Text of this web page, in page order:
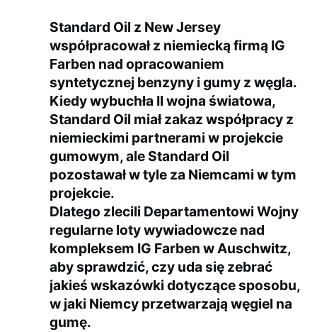
Standard Oil z New Jersey
współpracował z niemiecką firmą IG
Farben nad opracowaniem
syntetycznej benzyny i gumy z węgla.
Kiedy wybuchła II wojna światowa,
Standard Oil miał zakaz współpracy z
niemieckimi partnerami w projekcie
gumowym, ale Standard Oil
pozostawał w tyle za Niemcami w tym
projekcie.
Dlatego zlecili Departamentowi Wojny
regularne loty wywiadowcze nad
kompleksem IG Farben w Auschwitz,
aby sprawdzić, czy uda się zebrać
jakieś wskazówki dotyczące sposobu,
w jaki Niemcy przetwarzają węgiel na
gumę.